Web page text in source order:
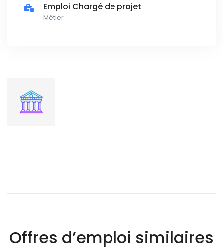
Emploi Chargé de projet
Métier
Offres d’emploi similaires